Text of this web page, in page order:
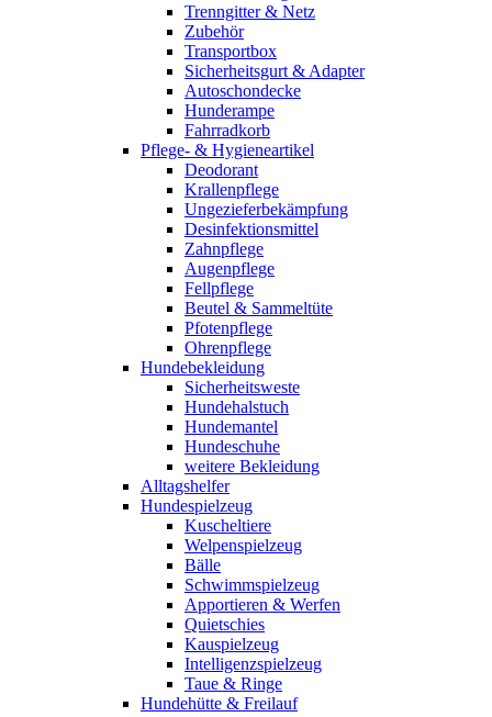
Trenngitter & Netz
Zubehör
Transportbox
Sicherheitsgurt & Adapter
Autoschondecke
Hunderampe
Fahrradkorb
Pflege- & Hygieneartikel
Deodorant
Krallenpflege
Ungezieferbekämpfung
Desinfektionsmittel
Zahnpflege
Augenpflege
Fellpflege
Beutel & Sammeltüte
Pfotenpflege
Ohrenpflege
Hundebekleidung
Sicherheitsweste
Hundehalstuch
Hundemantel
Hundeschuhe
weitere Bekleidung
Alltagshelfer
Hundespielzeug
Kuscheltiere
Welpenspielzeug
Bälle
Schwimmspielzeug
Apportieren & Werfen
Quietschies
Kauspielzeug
Intelligenzspielzeug
Taue & Ringe
Hundehütte & Freilauf